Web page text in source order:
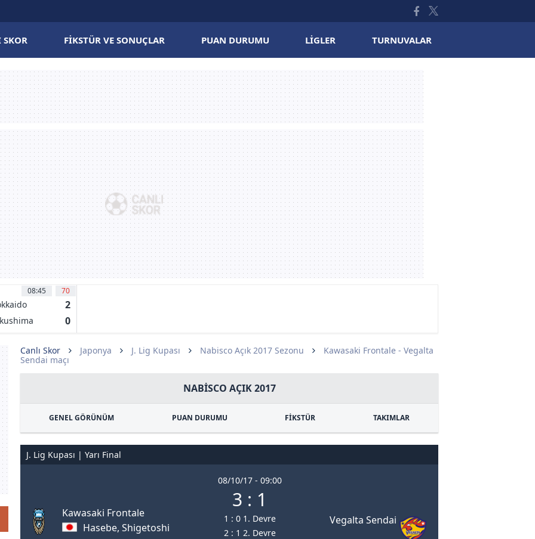
SKOR FIKSTÜR VE SONUÇLAR PUAN DURUMU LIGLER TURNUVALAR
08:45 70
2
0
Canlı Skor Japonya J. Lig Kupası Nabisco Açık 2017 Sezonu
Kawasaki Frontale - Vegalta
Sendai maçı
NABISCO AÇIK 2017
GENEL GÖRÜNÜM PUAN DURUMU FİKSTÜR TAKIMLAR
J. Lig Kupası | Yarı Final
Kawasaki Frontale
Hasebe, Shigetoshi
08/10/17 - 09:00
3 : 1
1 : 0 1. Devre
2 : 1 2. Devre
Vegalta Sendai